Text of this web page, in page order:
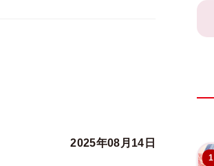
2025年08月14日
1